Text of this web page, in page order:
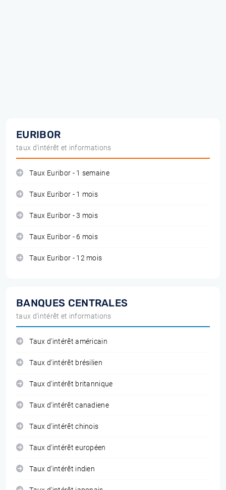
EURIBOR
taux d'intérêt et informations
Taux Euribor - 1 semaine
Taux Euribor - 1 mois
Taux Euribor - 3 mois
Taux Euribor - 6 mois
Taux Euribor - 12 mois
BANQUES CENTRALES
taux d'intérêt et informations
Taux d'intérêt américain
Taux d'intérêt brésilien
Taux d'intérêt britannique
Taux d'intérêt canadiene
Taux d'intérêt chinois
Taux d'intérêt européen
Taux d'intérêt indien